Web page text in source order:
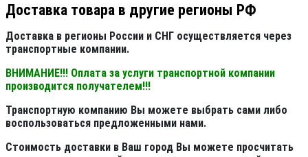
Доставка товара в другие регионы РФ
Доставка в регионы России и СНГ осуществляется через
транспортные компании.
ВНИМАНИЕ!!! Оплата за услуги транспортной компании
производится получателем!!!
Транспортную компанию Вы можете выбрать сами либо
воспользоваться предложенными нами.
Стоимость доставки в Ваш город Вы можете просчитать